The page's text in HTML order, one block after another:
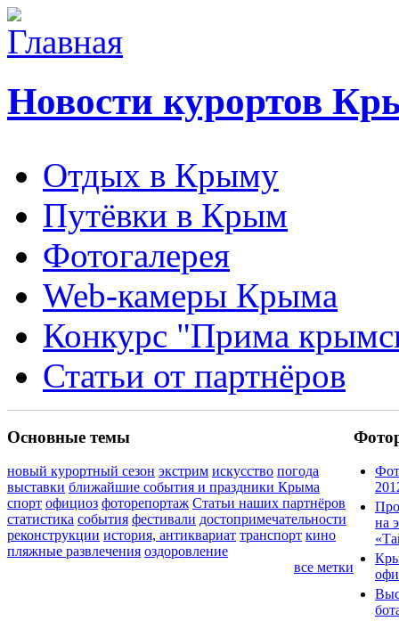
Новости курортов
Отдых в Крыму
Путёвки в Крым
Фотогалерея
Web-камеры Крыма
Конкурс "Прима
Статьи от партнёров
Основные темы
новый курортный сезон экстрим искусство погода
выставки ближайшие события и праздники Крыма
спорт официоз фоторепортаж Статьи наших партнёров
статистика события фестивали достопримечательности
реконструкции история, антиквариат транспорт кино
пляжные развлечения оздоровление
все метки
на